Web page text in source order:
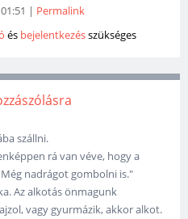
| Permalink
és bejelentkezésszükséges
szállni.
rá van véve, hogy a
nadrágot gombolni is."
Az alkotás önmagunk
vagy gyurmázik, akkor alkot.